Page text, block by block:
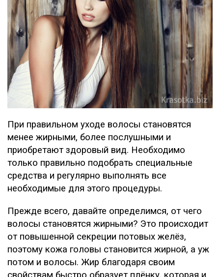
При правильном уходе волосы становятся
менее жирными, более послушными и
приобретают здоровый вид. Необходимо
только правильно подобрать специальные
средства и регулярно выполнять все
необходимые для этого процедуры.
Прежде всего, давайте определимся, от чего
волосы становятся жирными? Это происходит
от повышенной секреции потовых желёз,
поэтому кожа головы становится жирной, а уж
потом и волосы. Жир благодаря своим